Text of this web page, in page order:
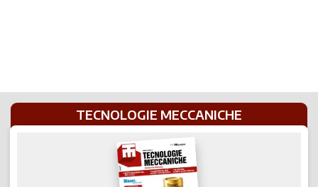
TECNOLOGIE MECCANICHE